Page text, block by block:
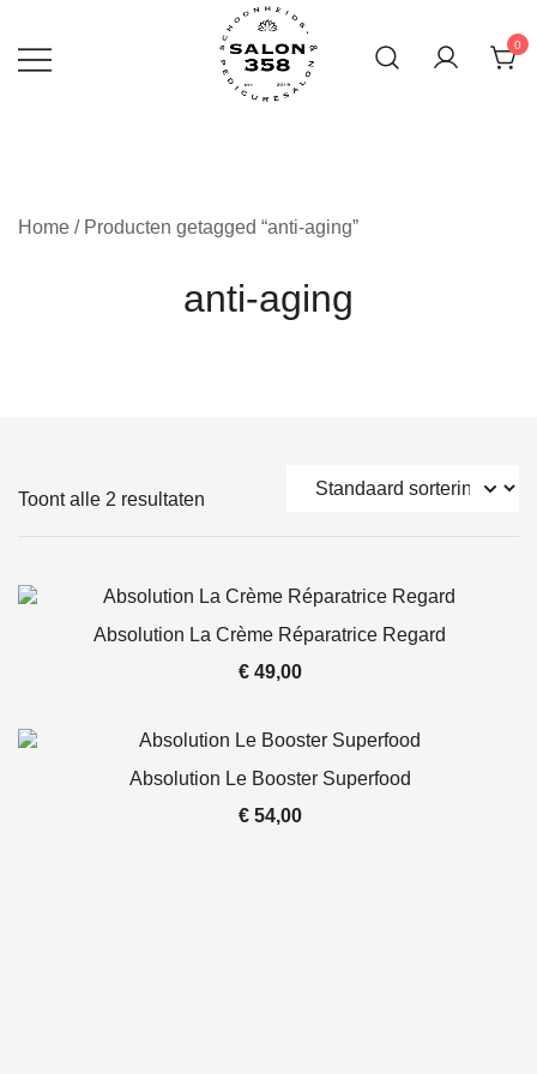
inhoud
0
Home / Producten getagged “anti-aging”
anti-aging
Toont alle 2 resultaten
Absolution La Crème Réparatrice Regard
€49,00
Absolution Le Booster Superfood
€54,00